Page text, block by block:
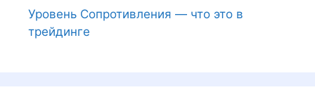
Уровень Сопротивления — что это в
трейдинге